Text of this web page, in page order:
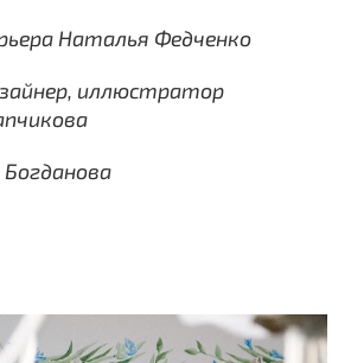
Наталья Федченко
иллюстратор